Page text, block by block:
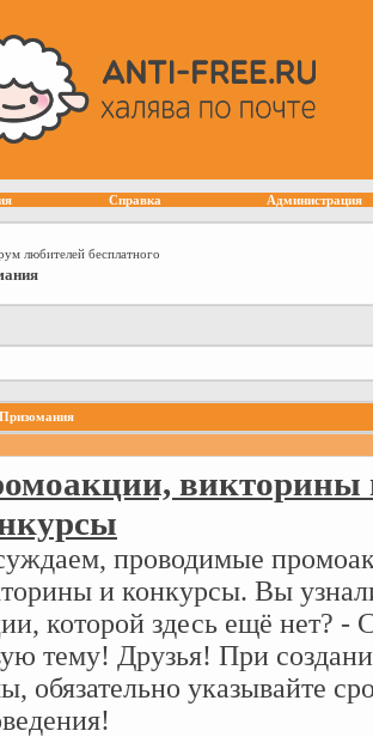
Справка Администрация
любителей бесплатного
викторины
проводимые
и конкурсы. Вы
которой здесь ещё нет? -
тему! Друзья! При
обязательно указывайте